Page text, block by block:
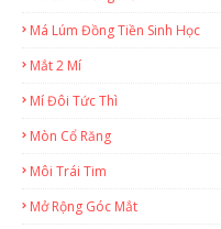
Má Lúm Đồng Tiền Sinh Học
Mắt 2 Mí
Mí Đôi Tức Thì
Mòn Cổ Răng
Môi Trái Tim
Mở Rộng Góc Mắt